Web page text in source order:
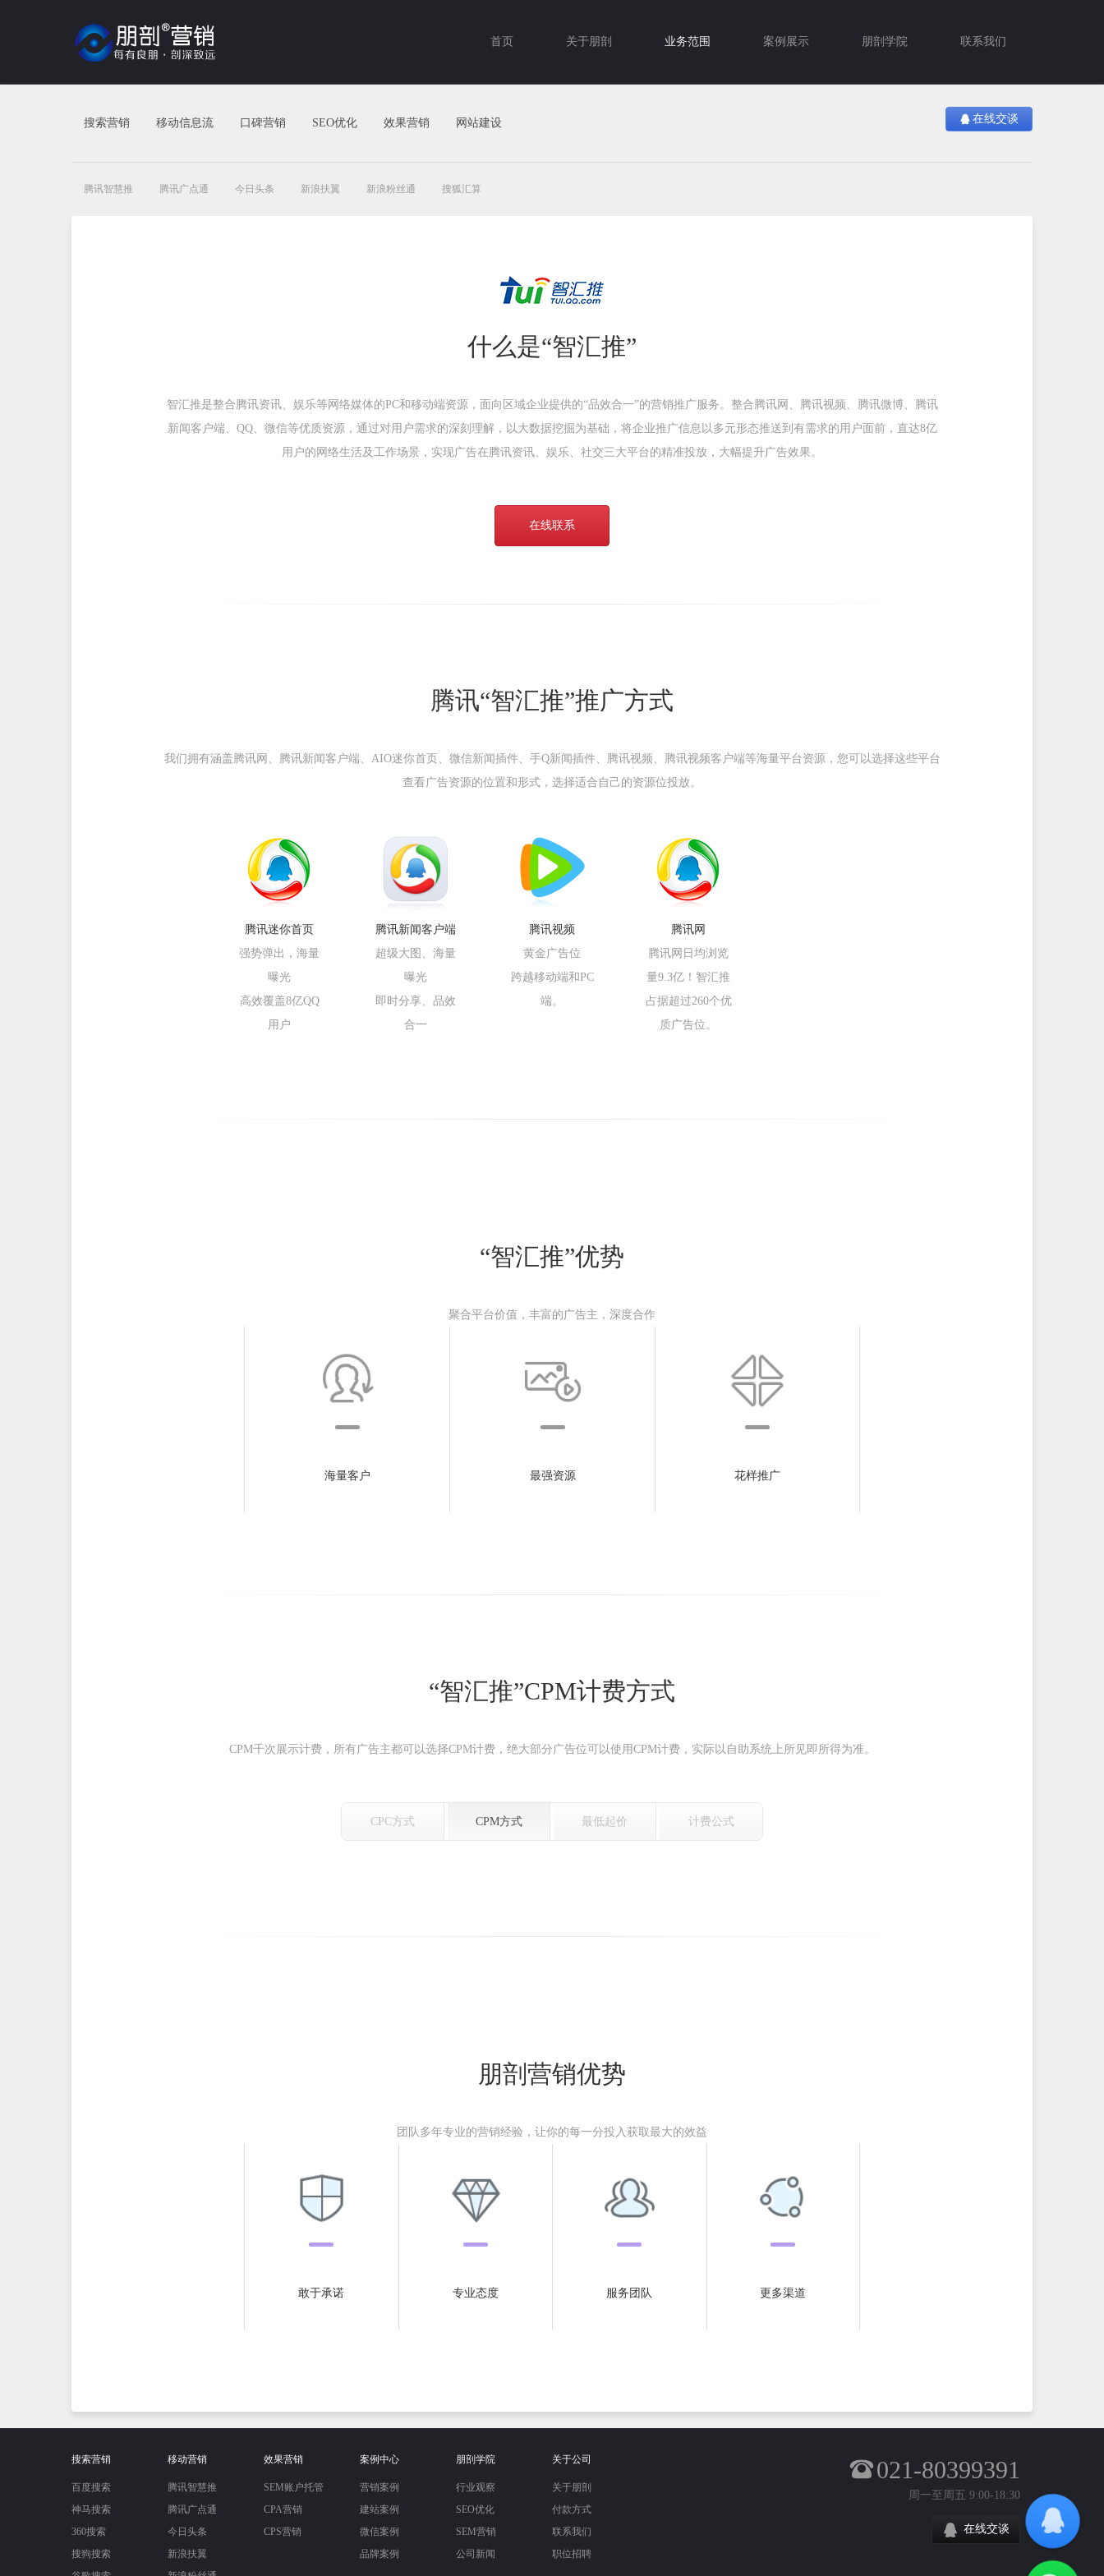
首页 关于朋剖 业务范围 案例展示 朋剖学院 联系我们
搜索营销 移动信息流 口碑营销 SEO优化 效果营销 网站建设 在线交谈
腾讯智慧推 腾讯广点通 今日头条 新浪扶翼 新浪粉丝通 搜狐汇算
什么是“智汇推”
智汇推是整合腾讯资讯、娱乐等网络媒体的PC和移动端资源，面向区域企业提供的“品效合一”的营销推广服务。整合腾讯网、腾讯视频、腾讯微博、腾讯
新闻客户端、QQ、微信等优质资源，通过对用户需求的深刻理解，以大数据挖掘为基础，将企业推广信息以多元形态推送到有需求的用户面前，直达8亿
用户的网络生活及工作场景，实现广告在腾讯资讯、娱乐、社交三大平台的精准投放，大幅提升广告效果。
在线联系
腾讯“智汇推”推广方式
我们拥有涵盖腾讯网、腾讯新闻客户端、AIO迷你首页、微信新闻插件、手Q新闻插件、腾讯视频、腾讯视频客户端等海量平台资源，您可以选择这些平台
查看广告资源的位置和形式，选择适合自己的资源位投放。
腾讯迷你首页
强势弹出，海量
曝光
高效覆盖8亿QQ
用户
腾讯新闻客户端
超级大图、海量
曝光
即时分享、品效
合一
腾讯视频
黄金广告位
跨越移动端和PC
端。
腾讯网
腾讯网日均浏览
量9.3亿！智汇推
占据超过260个优
质广告位。
“智汇推”优势
聚合平台价值，丰富的广告主，深度合作
海量客户 最强资源 花样推广
“智汇推”CPM计费方式
CPM千次展示计费，所有广告主都可以选择CPM计费，绝大部分广告位可以使用CPM计费，实际以自助系统上所见即所得为准。
CPC方式 CPM方式 最低起价 计费公式
朋剖营销优势
团队多年专业的营销经验，让你的每一分投入获取最大的效益
敢于承诺 专业态度 服务团队 更多渠道
搜索营销
百度搜索
神马搜索
360搜索
搜狗搜索
移动营销
腾讯智慧推
腾讯广点通
今日头条
新浪扶翼
效果营销
SEM账户托管
CPA营销
CPS营销
案例中心
营销案例
建站案例
微信案例
品牌案例
朋剖学院
行业观察
SEO优化
SEM营销
公司新闻
关于公司
关于朋剖
付款方式
联系我们
职位招聘
021-80399391
周一至周五 9:00-18:30
在线交谈